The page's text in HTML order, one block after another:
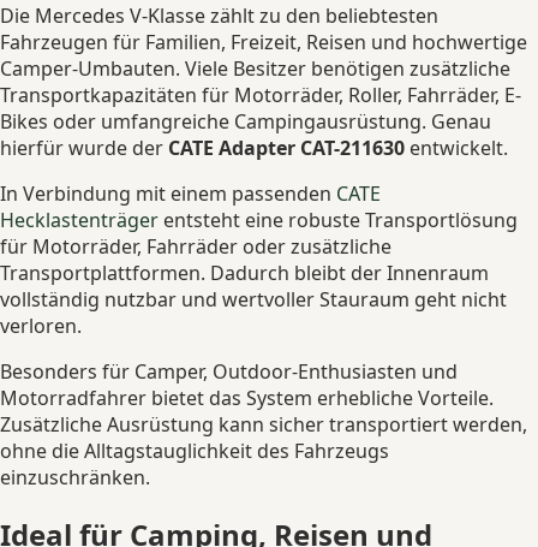
Die Mercedes V-Klasse zählt zu den beliebtesten
Fahrzeugen für Familien, Freizeit, Reisen und hochwertige
Camper-Umbauten. Viele Besitzer benötigen zusätzliche
Transportkapazitäten für Motorräder, Roller, Fahrräder, E-
Bikes oder umfangreiche Campingausrüstung. Genau
hierfür wurde der CATE Adapter CAT-211630 entwickelt.
In Verbindung mit einem passenden CATE
Hecklastenträger entsteht eine robuste Transportlösung
für Motorräder, Fahrräder oder zusätzliche
Transportplattformen. Dadurch bleibt der Innenraum
vollständig nutzbar und wertvoller Stauraum geht nicht
verloren.
Besonders für Camper, Outdoor-Enthusiasten und
Motorradfahrer bietet das System erhebliche Vorteile.
Zusätzliche Ausrüstung kann sicher transportiert werden,
ohne die Alltagstauglichkeit des Fahrzeugs
einzuschränken.
Ideal für Camping, Reisen und